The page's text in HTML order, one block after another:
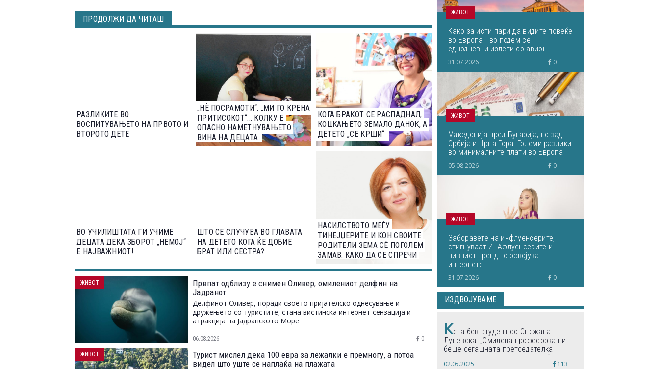
ПРОДОЛЖИ ДА ЧИТАШ
РАЗЛИКИТЕ ВО
ВОСПИТУВАЊЕТО НА ПРВОТО И
ВТОРОТО ДЕТЕ
„НЀ ПОСРАМОТИ“, „МИ ГО КРЕНА
ПРИТИСОКОТ“... КОЛКУ Е
ОПАСНО НАМЕТНУВАЊЕТО
ВИНА НА ДЕЦАТА
КОГА БРАКОТ СЕ РАСПАДНАЛ,
КОЦКАЊЕТО ЗЕМАЛО ДАНОК, А
ДЕТЕТО „СЕ КРШИ“
ВО УЧИЛИШТАТА ГИ УЧИМЕ
ДЕЦАТА ДЕКА ЗБОРОТ „НЕМОЈ“
Е НАЈВАЖНИОТ!
ШТО СЕ СЛУЧУВА ВО ГЛАВАТА
НА ДЕТЕТО КОГА ЌЕ ДОБИЕ
БРАТ ИЛИ СЕСТРА?
НАСИЛСТВОТО МЕЃУ
ТИНЕЈЏЕРИТЕ И КОН СВОИТЕ
РОДИТЕЛИ ЗЕМА СЀ ПОГОЛЕМ
ЗАМАВ. КАКО ДА СЕ СПРЕЧИ
ТОА, СОВЕТУВА
ПСИХОТЕРАПЕВТОТ НАТАША
МАЏЕВСКА
Првпат одблизу е снимен Оливер, омилениот делфин на
Јадранот
Делфинот Оливер, поради своето пријателско однесување и
дружењето со туристите, стана вистинска интернет-сензација и
атракција на Јадранското Море
06.08.2026 0
ЖИВОТ
Турист мислел дека 100 евра за лежалки е премногу, а потоа
видел што уште се наплаќа на плажата
ЖИВОТ
ЖИВОТ
Како за исти пари да видите повеќе
во Европа - во подем се
еднодневни излети со авион
31.07.2026 0
ЖИВОТ
Македонија пред Бугарија, но зад
Србија и Црна Гора: Големи разлики
во минималните плати во Европа
05.08.2026 0
ЖИВОТ
Заборавете на инфлуенсерите,
стигнуваат ИНАфлуенсерите и
нивниот тренд го освојува
интернетот
31.07.2026 0
ИЗДВОЈУВАМЕ
Кога бев студент со Снежана
Лупевска: „Омилена професорка ни
беше сегашната претседателка
Гордана Сиљановска-Давкова“
02.05.2025 113